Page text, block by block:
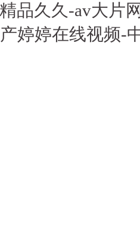
品久久-av大片
婷婷在线视频-